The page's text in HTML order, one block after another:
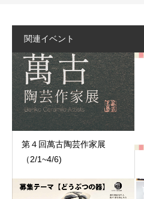
関連イベント
第４回萬古陶芸作家展
（2/1~4/6)